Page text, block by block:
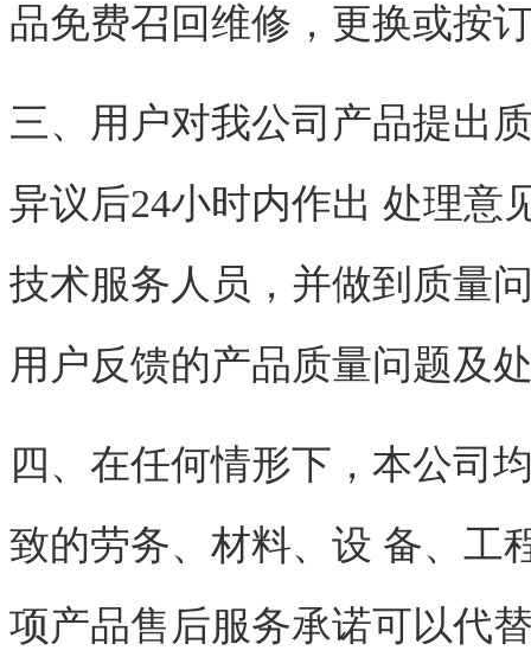
品免费召回维修，更换或按
三、用户对我公司产品提出
异议后24小时内作出 处理意
技术服务人员，并做到质量
用户反馈的产品质量问题及
四、在任何情形下，本公司
致的劳务、材料、设 备、工
项产品售后服务承诺可以代